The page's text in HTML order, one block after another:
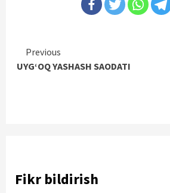
Continue
Reading
Previous
UYG‘OQ YASHASH SAODATI
Fikr bildirish